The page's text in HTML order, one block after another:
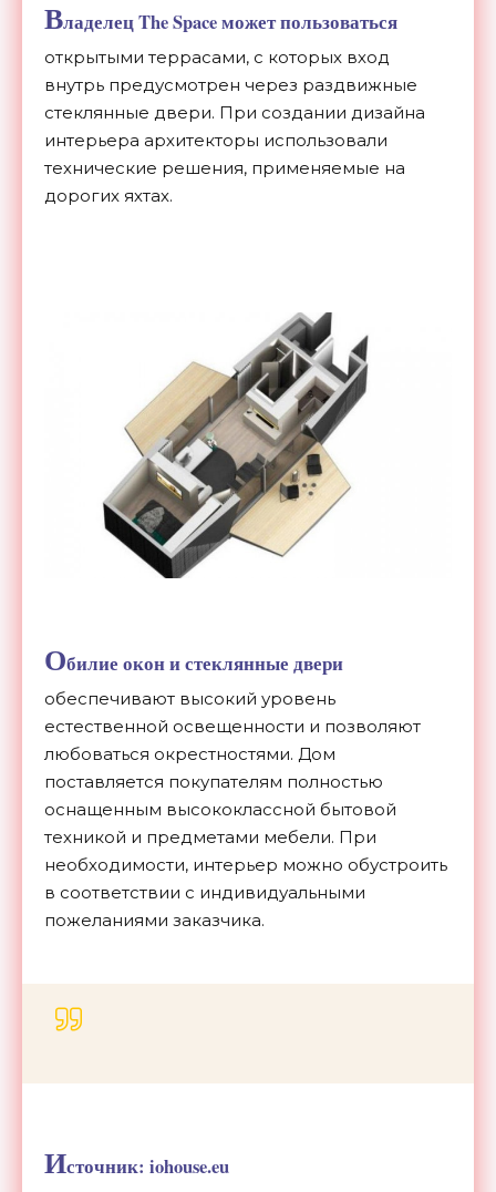
Владелец The Space может пользоваться
открытыми террасами, с которых вход
внутрь предусмотрен через раздвижные
стеклянные двери. При создании дизайна
интерьера архитекторы использовали
технические решения, применяемые на
дорогих яхтах.
Обилие окон и стеклянные двери
обеспечивают высокий уровень
естественной освещенности и позволяют
любоваться окрестностями. Дом
поставляется покупателям полностью
оснащенным высококлассной бытовой
техникой и предметами мебели. При
необходимости, интерьер можно обустроить
в соответствии с индивидуальными
пожеланиями заказчика.
Источник: iohouse.eu